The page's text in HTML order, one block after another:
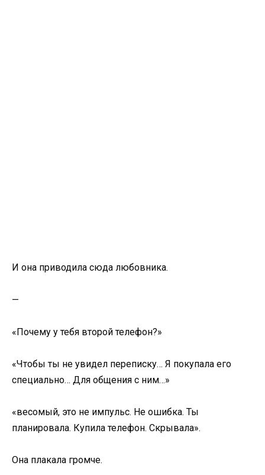
И она приводила сюда любовника.
—
«Почему у тебя второй телефон?»
«Чтобы ты не увидел переписку… Я покупала его
специально… Для общения с ним…»
«весомый, это не импульс. Не ошибка. Ты
планировала. Купила телефон. Скрывала».
Она плакала громче.